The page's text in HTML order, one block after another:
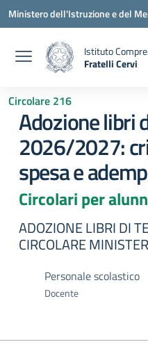
Vai ai contenuti
Vai al menu di navigazione
Vai al footer
Ministero dell'Istruzione e del
Istituto
Fratelli Cervi
Circolare 216
Adozione libri
2026/2027:
spesa e
Circolari per
ADOZIONE LIBRI DI
CIRCOLARE
Personale scolastico
Docente